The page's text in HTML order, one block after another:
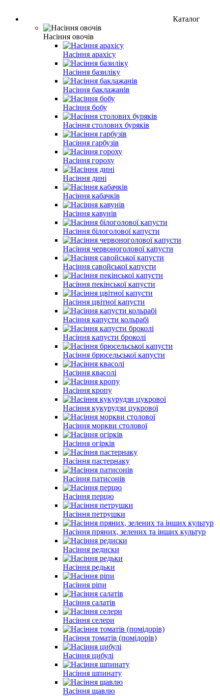
Каталог
Насіння овочів
Насіння арахісу
Насіння базиліку
Насіння баклажанів
Насіння бобу
Насіння столових буряків
Насіння гарбузів
Насіння гороху
Насіння дині
Насіння кабачків
Насіння кавунів
Насіння білоголової капусти
Насіння червоноголової капусти
Насіння савойської капусти
Насіння пекінської капусти
Насіння цвітної капусти
Насіння капусти кольрабі
Насіння капусти броколі
Насіння брюсельської капусти
Насіння квасолі
Насіння кропу
Насіння кукурудзи цукрової
Насіння моркви столової
Насіння огірків
Насіння пастернаку
Насіння патисонів
Насіння перцю
Насіння петрушки
Насіння пряних, зелених та інших культур
Насіння редиски
Насіння редьки
Насіння ріпи
Насіння салатів
Насіння селери
Насіння томатів (помідорів)
Насіння цибулі
Насіння шпинату
Насіння щавлю